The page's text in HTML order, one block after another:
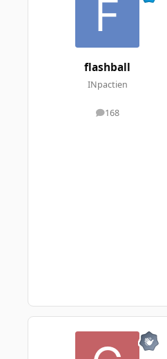
flashball
INpactien
168
messages